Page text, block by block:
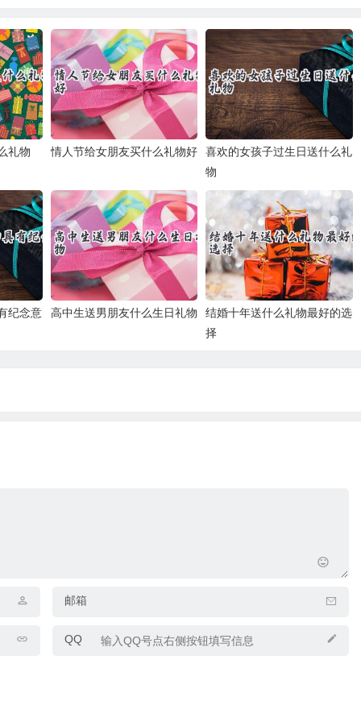
礼物 情人节给女朋友买什么礼物好
喜欢的女孩子过生日送什么礼
物
纪念意 高中生送男朋友什么生日礼物
结婚十年送什么礼物最好的选
择
邮箱
QQ